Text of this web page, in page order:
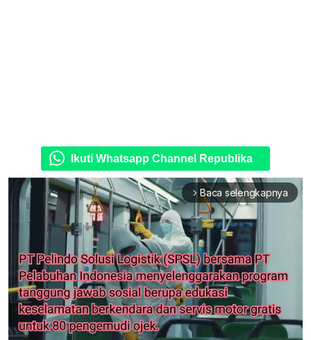
Ikuti Whatsapp Channel Republika
arrow_forward_ios Baca selengkapnya